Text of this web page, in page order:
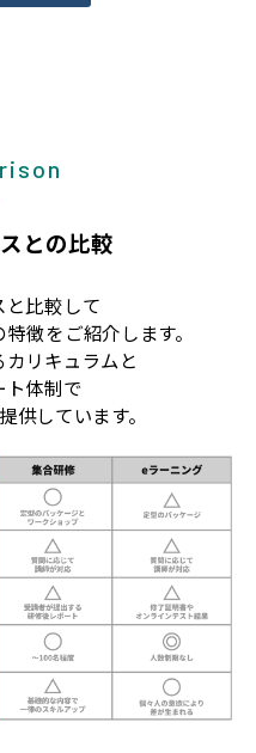
との比較
比較して
徴をご紹介します。
リキュラムと
ト体制で
供しています。